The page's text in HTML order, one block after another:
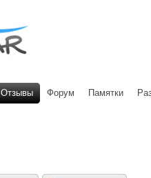
Отзывы Форум Памятки